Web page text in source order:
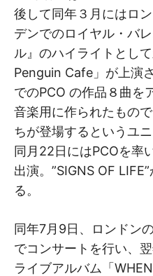
後して同年３月にはロ
デンでのロイヤル・バ
ル』のハイライトとし
Penguin Cafe」が上演
でのPCO の作品８曲を
音楽用に作られたもの
ちが登場するというユ
同月22日にはPCOを率
出演。”SIGNS OF
る。
同年7月9日、ロンドン
でコンサートを行い、
ライブアルバム「